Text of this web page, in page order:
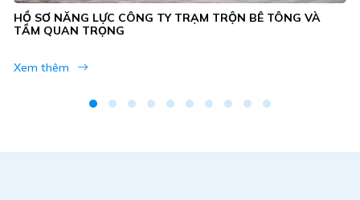
HỒ SƠ NĂNG LỰC CÔNG TY TRẠM TRỘN BÊ TÔNG VÀ
TẦM QUAN TRỌNG
Xem thêm